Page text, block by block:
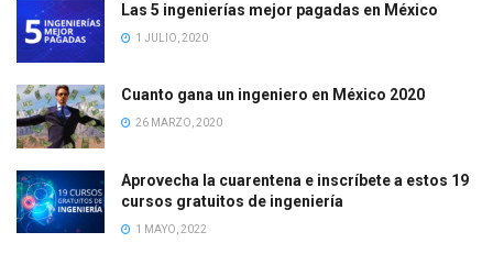
Las 5 ingenierías mejor pagadas en México
1 JULIO, 2020
Cuanto gana un ingeniero en México 2020
26 MARZO, 2020
Aprovecha la cuarentena e inscríbete a estos 19
cursos gratuitos de ingeniería
1 MAYO, 2022